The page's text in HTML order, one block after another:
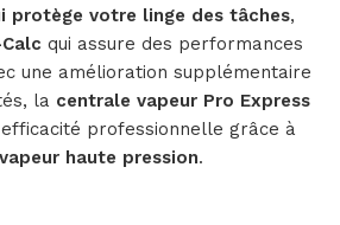
protège votre linge des tâches,
qui assure des performances
une amélioration supplémentaire
la centrale vapeur Pro Express
professionnelle grâce à
vapeur haute pression.